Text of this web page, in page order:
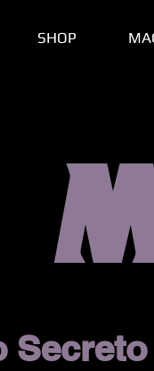
SHOP